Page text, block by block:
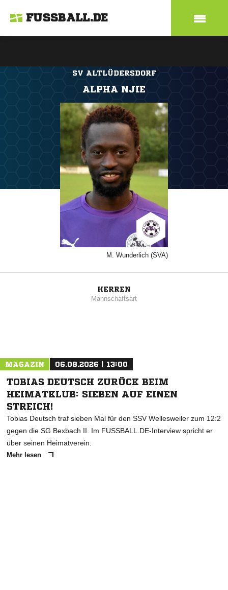
FUSSBALL.DE
SV ALTLÜDERSDORF
ALPHA NJIE
M. Wunderlich (SVA)
HERREN
Mannschaftsart
MAGAZIN 06.08.2026 | 13:00
TOBIAS DEUTSCH ZURÜCK BEIM
HEIMATKLUB: SIEBEN AUF EINEN
STREICH!
Tobias Deutsch traf sieben Mal für den SSV Wellesweiler zum 12:2
gegen die SG Bexbach II. Im FUSSBALL.DE-Interview spricht er
über seinen Heimatverein.
Mehr lesen